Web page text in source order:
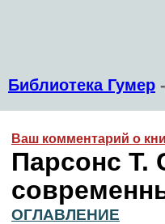
Библиотека Гумер -
Ваш комментарий о
Парсонс Т.
ОГЛАВЛЕНИЕ